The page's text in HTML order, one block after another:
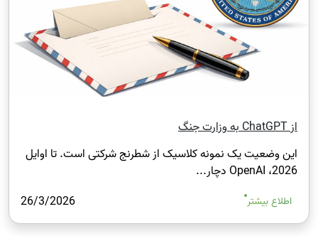
از ChatGPT به وزارت جنگ
این وضعیت یک نمونه کلاسیک از شطرنج شرکتی است. تا اوایل
2026، OpenAI دچار...
اطلاع بیشتر 26/3/2026